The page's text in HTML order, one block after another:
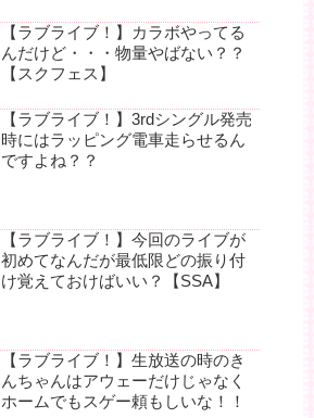
【ラブライブ！】カラボやってる
んだけど・・・物量やばない？？
【スクフェス】
【ラブライブ！】3rdシングル発売
時にはラッピング電車走らせるん
ですよね？？
【ラブライブ！】今回のライブが
初めてなんだが最低限どの振り付
け覚えておけばいい？【SSA】
【ラブライブ！】生放送の時のき
んちゃんはアウェーだけじゃなく
ホームでもスゲー頼もしいな！！